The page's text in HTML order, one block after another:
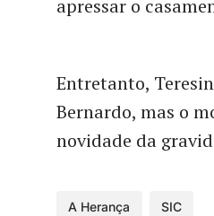
apressar o
Entretanto,
Bernardo, mas o
novidade da
A Herança SIC